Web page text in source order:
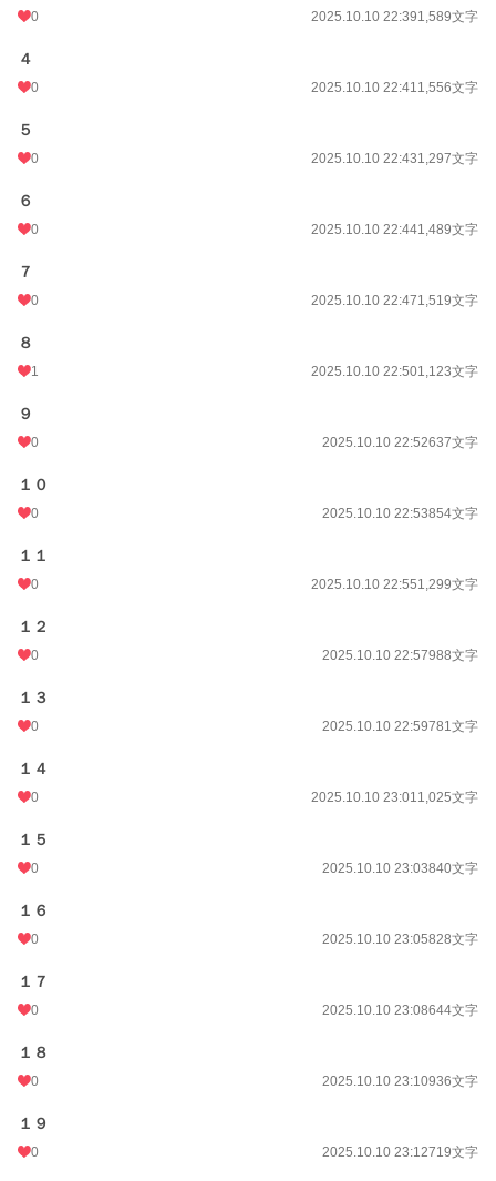
0 2025.10.10 22:391,589文字
４
0 2025.10.10 22:411,556文字
５
0 2025.10.10 22:431,297文字
６
0 2025.10.10 22:441,489文字
７
0 2025.10.10 22:471,519文字
８
1 2025.10.10 22:501,123文字
９
0 2025.10.10 22:52637文字
１０
0 2025.10.10 22:53854文字
１１
0 2025.10.10 22:551,299文字
１２
0 2025.10.10 22:57988文字
１３
0 2025.10.10 22:59781文字
１４
0 2025.10.10 23:011,025文字
１５
0 2025.10.10 23:03840文字
１６
0 2025.10.10 23:05828文字
１７
0 2025.10.10 23:08644文字
１８
0 2025.10.10 23:10936文字
１９
0 2025.10.10 23:12719文字